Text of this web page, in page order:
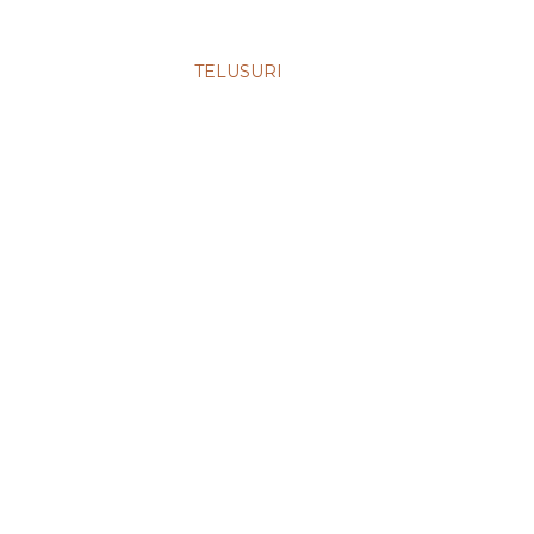
TELUSURI